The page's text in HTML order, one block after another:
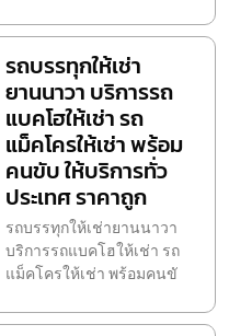
รถบรรทุกให้เช่า
ยานนาวา บริการรถ
แบคโฮให้เช่า รถ
แม็คโครให้เช่า พร้อม
คนขับ ให้บริการทั่ว
ประเทศ ราคาถูก
รถบรรทุกให้เช่ายานนาวา
บริการรถแบคโฮให้เช่า รถ
แม็คโครให้เช่า พร้อมคนขั